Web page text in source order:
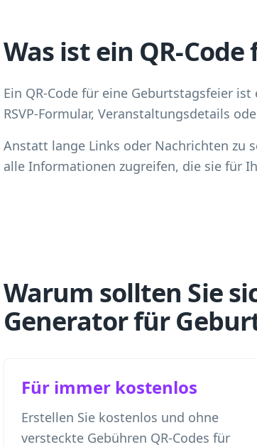
Was ist ein QR-
Ein QR-Code für eine Geburtstagsfeier
RSVP-Formular, Veranstaltungsdetails
Anstatt lange Links oder Nachrichten zu
alle Informationen zugreifen, die sie für
Warum sollten Sie
Generator für
Für immer kostenlos
Erstellen Sie kostenlos und ohne
versteckte Gebühren QR-Codes für